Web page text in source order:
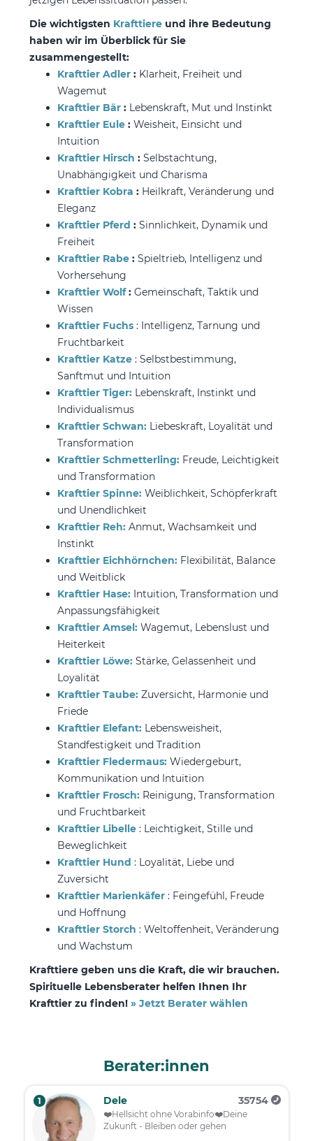
Die wichtigsten Krafttiere und ihre Bedeutung
haben wir im Überblick für Sie
zusammengestellt:
Krafttier Adler : Klarheit, Freiheit und
Wagemut
Krafttier Bär : Lebenskraft, Mut und Instinkt
Krafttier Eule : Weisheit, Einsicht und
Intuition
Krafttier Hirsch : Selbstachtung,
Unabhängigkeit und Charisma
Krafttier Kobra : Heilkraft, Veränderung und
Eleganz
Krafttier Pferd : Sinnlichkeit, Dynamik und
Freiheit
Krafttier Rabe : Spieltrieb, Intelligenz und
Vorhersehung
Krafttier Wolf: Gemeinschaft, Taktik und
Wissen
Krafttier Fuchs : Intelligenz, Tarnung und
Fruchtbarkeit
Krafttier Katze : Selbstbestimmung,
Sanftmut und Intuition
Krafttier Tiger: Lebenskraft, Instinkt und
Individualismus
Krafttier Schwan: Liebeskraft, Loyalität und
Transformation
Krafttier Schmetterling: Freude, Leichtigkeit
und Transformation
Krafttier Spinne: Weiblichkeit, Schöpferkraft
und Unendlichkeit
Krafttier Reh: Anmut, Wachsamkeit und
Instinkt
Krafttier Eichhörnchen: Flexibilität, Balance
und Weitblick
Krafttier Hase: Intuition, Transformation und
Anpassungsfähigkeit
Krafttier Amsel: Wagemut, Lebenslust und
Heiterkeit
Krafttier Löwe: Stärke, Gelassenheit und
Loyalität
Krafttier Taube: Zuversicht, Harmonie und
Friede
Krafttier Elefant: Lebensweisheit,
Standfestigkeit und Tradition
Krafttier Fledermaus: Wiedergeburt,
Kommunikation und Intuition
Krafttier Frosch: Reinigung, Transformation
und Fruchtbarkeit
Krafttier Libelle : Leichtigkeit, Stille und
Beweglichkeit
Krafttier Hund : Loyalität, Liebe und
Zuversicht
Krafttier Marienkäfer : Feingefühl, Freude
und Hoffnung
Krafttier Storch : Weltoffenheit, Veränderung
und Wachstum
Krafttiere geben uns die Kraft, die wir brauchen.
Spirituelle Lebensberater helfen Ihnen Ihr
Krafttier zu finden! » Jetzt Berater wählen
Berater:innen
1 Dele 35754
❤️️Hellsicht ohne Vorabinfo❤️️Deine
Zukunft - Bleiben oder gehen